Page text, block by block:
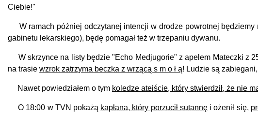
Ciebie!"
W ramach później odczytanej intencji w drodze powrotnej będziemy
gabinetu lekarskiego), będę pomagał też w trzepaniu dywanu.
W skrzynce na listy będzie "Echo Medjugorie" z apelem Mateczki z
na trasie wzrok zatrzyma beczka z wrzącą s m o ł ą! Ludzie są
Nawet powiedziałem o tym koledze ateiście, który stwierdził, że nie
O 18:00 w TVN pokażą kapłana, który porzucił sutannęi ożenił się,